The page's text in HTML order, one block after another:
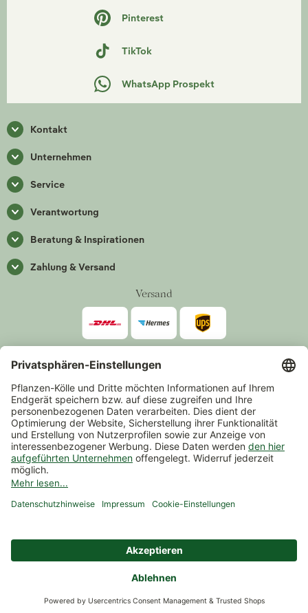
Pinterest
TikTok
WhatsApp Prospekt
Kontakt
Unternehmen
Service
Verantwortung
Beratung & Inspirationen
Zahlung & Versand
Versand
Zahlarten
*Alle Preise inkl. gesetzlicher Mehrwertsteuer zzgl.Versand
Mindestbestellwert 14,90 €, ausgenommen sind Gutscheine und
Events.
Widerrufsrecht Datenschutz
Nutzungsbedingungen Chatbot
Cookie-Einstellungen